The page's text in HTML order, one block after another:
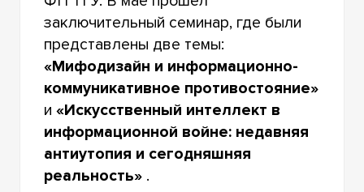
заключительный семинар, где были
представлены две темы:
«Мифодизайн и информационно-
коммуникативное противостояние»
и«Искусственный интеллект в
информационной войне: недавняя
антиутопия и сегодняшняя
реальность» .